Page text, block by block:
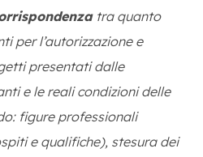
tra quanto
per l’autorizzazione e
presentati dalle
e le reali condizioni delle
figure professionali
e qualifiche), stesura dei